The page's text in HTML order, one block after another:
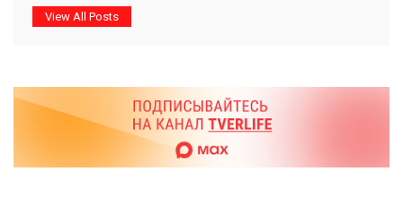
View All Posts